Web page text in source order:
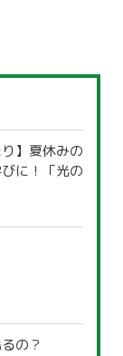
】夏休みの
に！「光の
の？